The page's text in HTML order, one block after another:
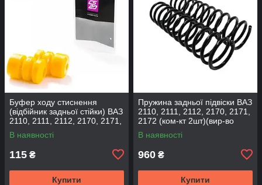
Буфер ходу стиснення
(відбійник задньої стійки) ВАЗ
2110, 2111, 2112, 2170, 2171,
2172 (2шт) (вир-во CS-20
В наявності
115 ₴
Купити
Пружина задньої підвіски ВАЗ
2110, 2111, 2112, 2170, 2171,
2172 (ком-кт 2шт)(вир-во
SKADI)
В наявності
960 ₴
Купити